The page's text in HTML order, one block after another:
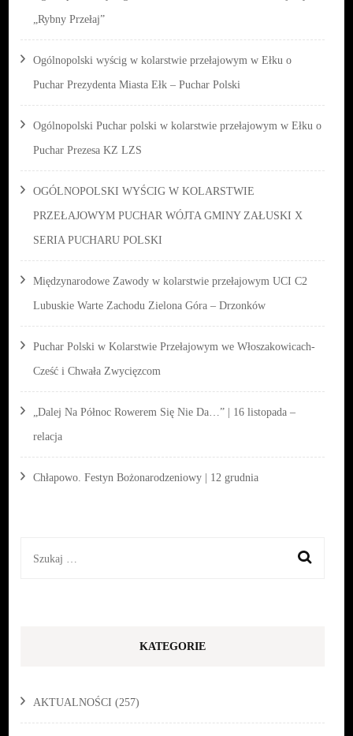
„Rybny Przełaj”
Ogólnopolski wyścig w kolarstwie przełajowym w Ełku o
Puchar Prezydenta Miasta Ełk – Puchar Polski
Ogólnopolski Puchar polski w kolarstwie przełajowym w Ełku o
Puchar Prezesa KZ LZS
OGÓLNOPOLSKI WYŚCIG W KOLARSTWIE
PRZEŁAJOWYM PUCHAR WÓJTA GMINY ZAŁUSKI X
SERIA PUCHARU POLSKI
Międzynarodowe Zawody w kolarstwie przełajowym UCI C2
Lubuskie Warte Zachodu Zielona Góra – Drzonków
Puchar Polski w Kolarstwie Przełajowym we Włoszakowicach-
Cześć i Chwała Zwycięzcom
„Dalej Na Północ Rowerem Się Nie Da…” | 16 listopada –
relacja
Chłapowo. Festyn Bożonarodzeniowy | 12 grudnia
Szukaj:
KATEGORIE
AKTUALNOŚCI (257)